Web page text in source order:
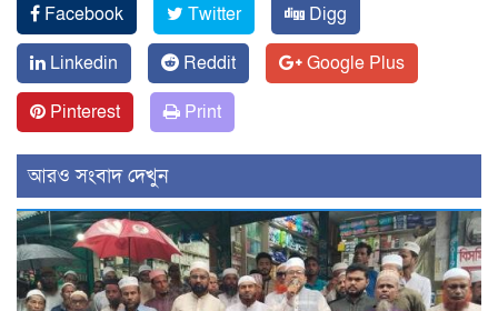
Facebook Twitter
Digg
Linkedin
Reddit
Google Plus
Pinterest
Print
আরও সংবাদ দেখুন